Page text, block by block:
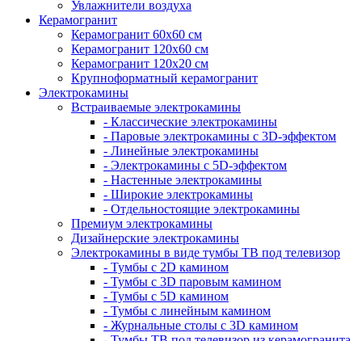
Увлажнители воздуха
Керамогранит
Керамогранит 60х60 см
Керамогранит 120х60 см
Керамогранит 120х20 см
Крупноформатный керамогранит
Электрокамины
Встраиваемые электрокамины
- Классические электрокамины
- Паровые электрокамины с 3D-эффектом
- Линейные электрокамины
- Электрокамины с 5D-эффектом
- Настенные электрокамины
- Широкие электрокамины
- Отдельностоящие электрокамины
Премиум электрокамины
Дизайнерские электрокамины
Электрокамины в виде тумбы ТВ под телевизор
- Тумбы с 2D камином
- Тумбы с 3D паровым камином
- Тумбы с 5D камином
- Тумбы с линейным камином
- Журнальные столы с 3D камином